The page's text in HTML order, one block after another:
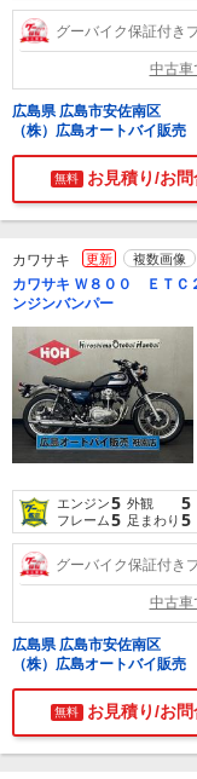
グーバイク保証付き
中古車
広島県 広島市安佐南区
（株）広島オートバイ販
無料 お見積り/お問
カワサキ 更新 複数画像
カワサキ Ｗ８００ ＥＴ
ンジンバンパー
エンジン5 外観 5
フレーム5 足まわり 5
グーバイク保証付き
中古車
広島県 広島市安佐南区
（株）広島オートバイ販
無料 お見積り/お問